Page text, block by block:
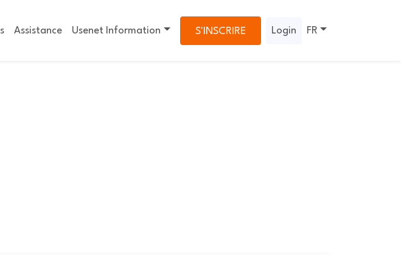
Assistance Usenet Information S'INSCRIRE Login FR